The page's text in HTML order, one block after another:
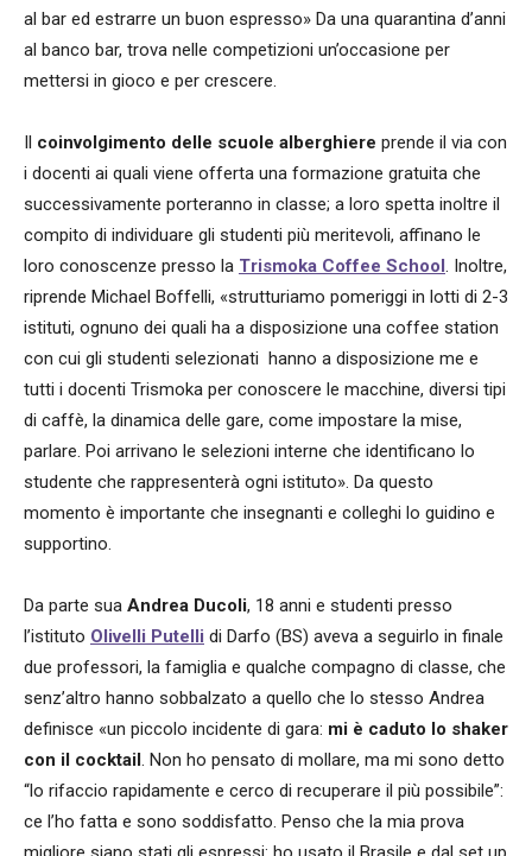
al bar ed estrarre un buon espresso» Da una quarantina d’anni
al banco bar, trova nelle competizioni un’occasione per
mettersi in gioco e per crescere.
Il coinvolgimento delle scuole alberghiere prende il via con
i docenti ai quali viene offerta una formazione gratuita che
successivamente porteranno in classe; a loro spetta inoltre il
compito di individuare gli studenti più meritevoli, affinano le
loro conoscenze presso la Trismoka Coffee School. Inoltre,
riprende Michael Boffelli, «strutturiamo pomeriggi in lotti di 2-3
istituti, ognuno dei quali ha a disposizione una coffee station
con cui gli studenti selezionati hanno a disposizione me e
tutti i docenti Trismoka per conoscere le macchine, diversi tipi
di caffè, la dinamica delle gare, come impostare la mise,
parlare. Poi arrivano le selezioni interne che identificano lo
studente che rappresenterà ogni istituto». Da questo
momento è importante che insegnanti e colleghi lo guidino e
supportino.
Da parte sua Andrea Ducoli, 18 anni e studenti presso
l’istituto Olivelli Putelli di Darfo (BS) aveva a seguirlo in finale
due professori, la famiglia e qualche compagno di classe, che
senz’altro hanno sobbalzato a quello che lo stesso Andrea
definisce «un piccolo incidente di gara: mi è caduto lo shaker
con il cocktail. Non ho pensato di mollare, ma mi sono detto
“lo rifaccio rapidamente e cerco di recuperare il più possibile”:
ce l’ho fatta e sono soddisfatto. Penso che la mia prova